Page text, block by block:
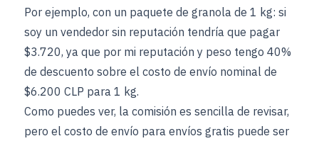
Por ejemplo, con un paquete de granola de 1 kg: si
soy un vendedor sin reputación tendría que pagar
$3.720, ya que por mi reputación y peso tengo 40%
de descuento sobre el costo de envío nominal de
$6.200 CLP para 1 kg.
Como puedes ver, la comisión es sencilla de revisar,
pero el costo de envío para envíos gratis puede ser